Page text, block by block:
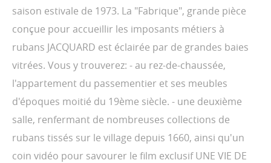
saison estivale de 1973. La "Fabrique", grande pièce
conçue pour accueillir les imposants métiers à
rubans JACQUARD est éclairée par de grandes baies
vitrées. Vous y trouverez: - au rez-de-chaussée,
l'appartement du passementier et ses meubles
d'époques moitié du 19ème siècle. - une deuxième
salle, renfermant de nombreuses collections de
rubans tissés sur le village depuis 1660, ainsi qu'un
coin vidéo pour savourer le film exclusif UNE VIE DE